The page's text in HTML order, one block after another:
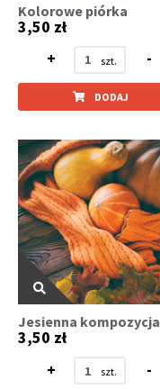
Kolorowe piórka
3,50 zł
+
-
DODAJ
Jesienna kompozycja
3,50 zł
+
-